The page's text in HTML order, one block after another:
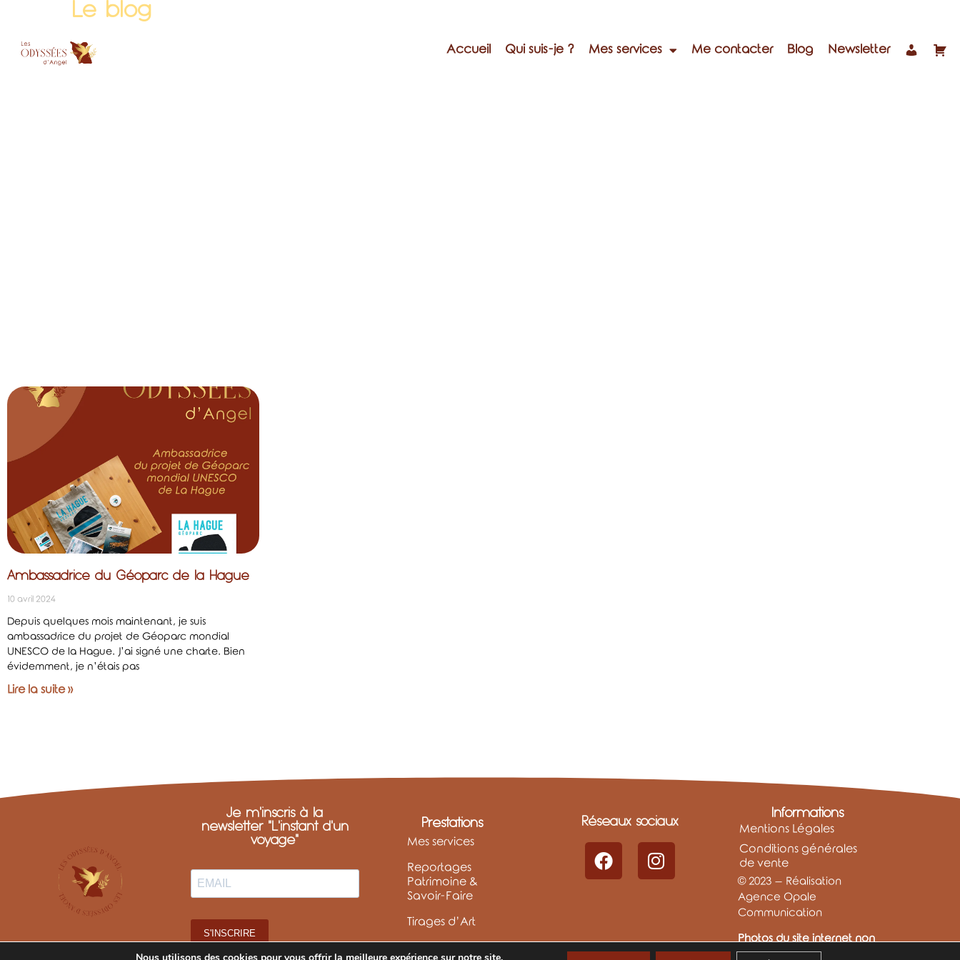
Accueil Qui suis-je ? Mes services Me contacter Blog Newsletter
Le blog
Ambassadrice du Géoparc de la Hague
10 avril 2024
Depuis quelques mois maintenant, je suis
ambassadrice du projet de Géoparc mondial
UNESCO de la Hague. J’ai signé une charte. Bien
évidemment, je n’étais pas
Lire la suite »
Je m'inscris à la
newsletter "L'instant d'un
voyage"
S'INSCRIRE
Prestations
Mes services
Reportages
Patrimoine &
Savoir-Faire
Tirages d’Art
Réseaux sociaux
Informations
Mentions Légales
Conditions générales
de vente
© 2023 – Réalisation
Agence Opale
Communication
Photos du site internet non
libres de droits